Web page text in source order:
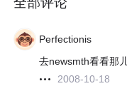
Perfectionis
去newsmth看看那
2008-10-18